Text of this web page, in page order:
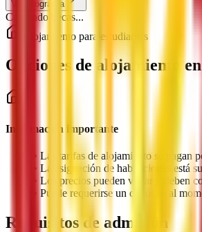
Ver programa
Cargando becas...
Alojamiento para estudiantes
Opciones de alojamiento en
Información importante
• Las tarifas de alojamiento se pagan
• La asignación de habitaciones está
Los precios pueden variar y deben
Puede requerirse un depósito al
Requisitos de admisión